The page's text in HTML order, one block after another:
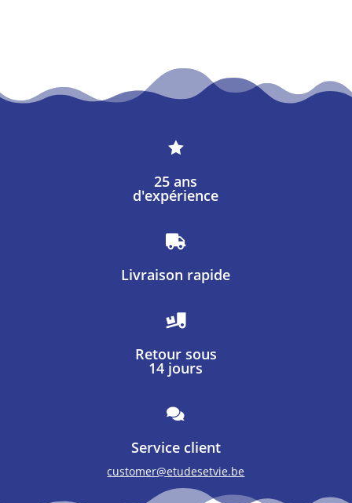

25 ans
d'expérience

Livraison rapide

Retour sous
14 jours

Service client
customer@etudesetvie.be